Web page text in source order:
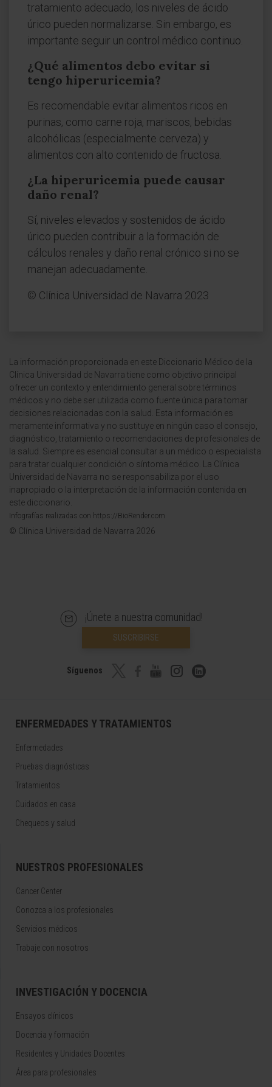
tratamiento adecuado, los niveles de ácido
úrico pueden normalizarse. Sin embargo, es
importante seguir un control médico continuo.
¿Qué alimentos debo evitar si
tengo hiperuricemia?
Es recomendable evitar alimentos ricos en
purinas, como carne roja, mariscos, bebidas
alcohólicas (especialmente cerveza) y
alimentos con alto contenido de fructosa.
¿La hiperuricemia puede causar
daño renal?
Sí, niveles elevados y sostenidos de ácido
úrico pueden contribuir a la formación de
cálculos renales y daño renal crónico si no se
manejan adecuadamente.
© Clínica Universidad de Navarra 2023
La información proporcionada en este Diccionario Médico de la
Clínica Universidad de Navarra tiene como objetivo principal
ofrecer un contexto y entendimiento general sobre términos
médicos y no debe ser utilizada como fuente única para tomar
decisiones relacionadas con la salud. Esta información es
meramente informativa y no sustituye en ningún caso el consejo,
diagnóstico, tratamiento o recomendaciones de profesionales de
la salud. Siempre es esencial consultar a un médico o especialista
para tratar cualquier condición o síntoma médico. La Clínica
Universidad de Navarra no se responsabiliza por el uso
inapropiado o la interpretación de la información contenida en
este diccionario.
Infografías realizadas con https://BioRender.com
© Clínica Universidad de Navarra 2026
¡Únete a nuestra comunidad!
SUSCRIBIRSE
Síguenos
ENFERMEDADES Y TRATAMIENTOS
Enfermedades
Pruebas diagnósticas
Tratamientos
Cuidados en casa
Chequeos y salud
NUESTROS PROFESIONALES
Cancer Center
Conozca a los profesionales
Servicios médicos
Trabaje con nosotros
INVESTIGACIÓN Y DOCENCIA
Ensayos clínicos
Docencia y formación
Residentes y Unidades Docentes
Área para profesionales